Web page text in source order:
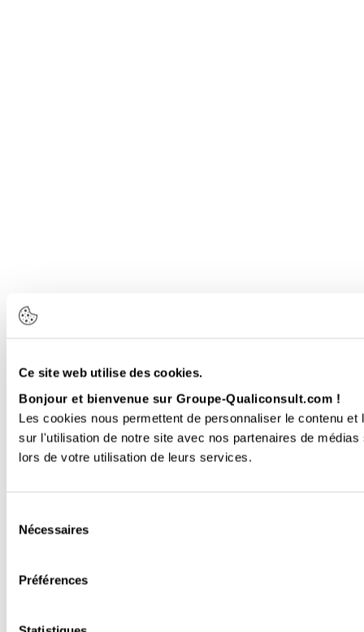
Ce site web utilise des cookies.
Bonjour et bienvenue sur Groupe-Qualiconsult.com !
Les cookies nous permettent de personnaliser le contenu
sur l'utilisation de notre site avec nos partenaires de
lors de votre utilisation de leurs services.
Nécessaires
Préférences